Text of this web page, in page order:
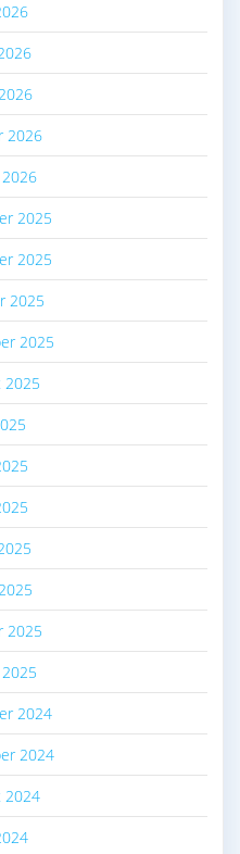
2026
2026
2025
2025
2025
2025
2025
2025
2025
2024
2024
2024